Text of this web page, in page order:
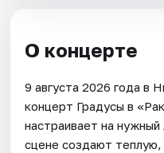
О концерте
9 августа 2026 года в
концерт Градусы в
настраивает на
сцене создают